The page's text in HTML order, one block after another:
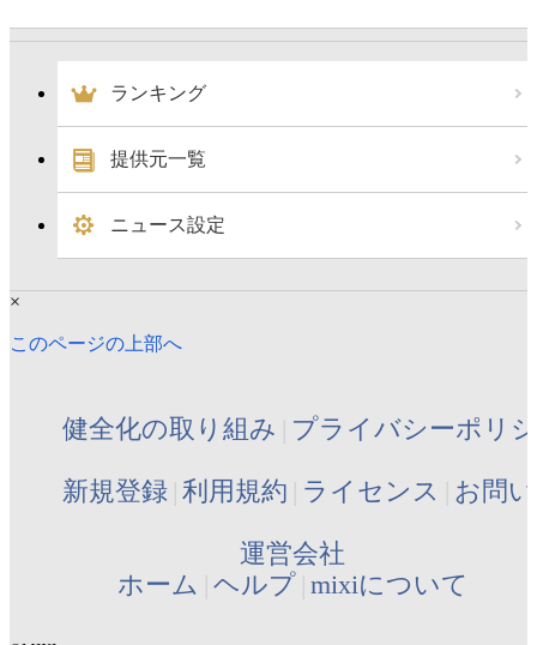
ランキング
提供元一覧
ニュース設定
×
このページの上部へ
健全化の取り組み プライバシーポリ
新規登録 利用規約 ライセンス お問
運営会社
ホーム ヘルプ mixiについて